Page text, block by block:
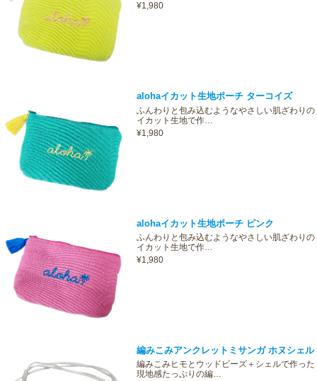
¥1,980
alohaイカット生地ポーチ ターコイズ
ふんわりと包み込むようなやさしい肌ざわりの
イカット生地で作…
¥1,980
alohaイカット生地ポーチ ピンク
ふんわりと包み込むようなやさしい肌ざわりの
イカット生地で作…
¥1,980
編みこみアンクレットミサンガ ホヌシェル
編みこみヒモとウッドビーズ＋シェルで作った
現地感たっぷりの編…